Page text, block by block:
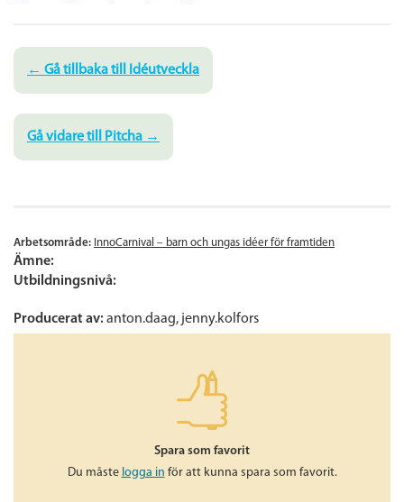
← Gå tillbaka till Idéutveckla
Gå vidare till Pitcha →
Arbetsområde: InnoCarnival – barn och ungas idéer för framtiden
Ämne:
Utbildningsnivå:
Producerat av: anton.daag, jenny.kolfors
Spara som favorit
Du måste logga in för att kunna spara som favorit.